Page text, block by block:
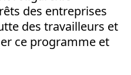
des entreprises
des travailleurs et
ce programme et